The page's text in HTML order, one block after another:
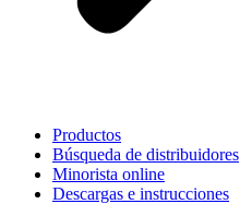
Productos
Búsqueda de distribuidores
Minorista online
Descargas e instrucciones